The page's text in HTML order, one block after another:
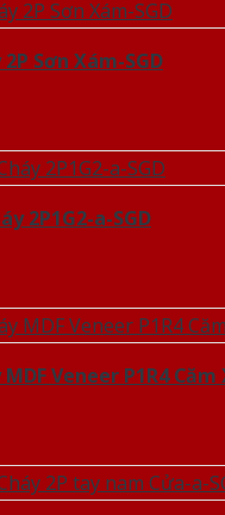
Sơn Xám-SGD
2P1G2-a-SGD
Veneer P1R4 Căm